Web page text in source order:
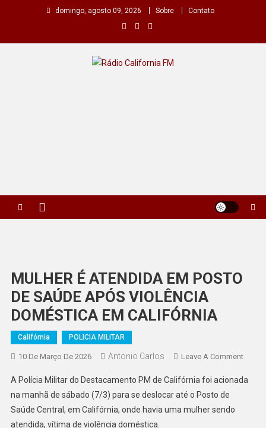
domingo, agosto 09, 2026 Sobre Contato
MULHER É ATENDIDA EM POSTO
DE SAÚDE APÓS VIOLÊNCIA
DOMÉSTICA EM CALIFÓRNIA
Califórnia POLICIA MILITAR
10 De Março De 2026 Antonio Carlos Leave A CommentOn
É
A Polícia Militar do Destacamento PM de Califórnia foi acionada
na manhã de sábado (7/3) para se deslocar até o Posto de
Saúde Central, em Califórnia, onde havia uma mulher sendo
atendida, vítima de violência doméstica.